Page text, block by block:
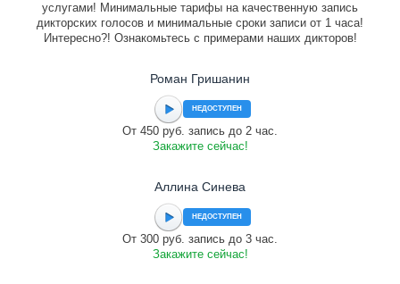
услугами! Минимальные тарифы на качественную запись
дикторских голосов и минимальные сроки записи от 1 часа!
Интересно?! Ознакомьтесь с примерами наших дикторов!
Роман Гришанин
НЕДОСТУПЕН
От 450 руб. запись до 2 час.
Закажите сейчас!
Аллина Синева
НЕДОСТУПЕН
От 300 руб. запись до 3 час.
Закажите сейчас!